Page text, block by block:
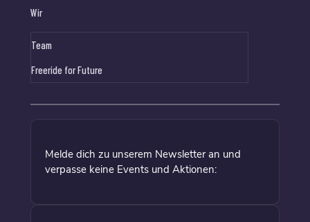
Wir
Team
Freeride for Future
Melde dich zu unserem Newsletter an und
verpasse keine Events und Aktionen: